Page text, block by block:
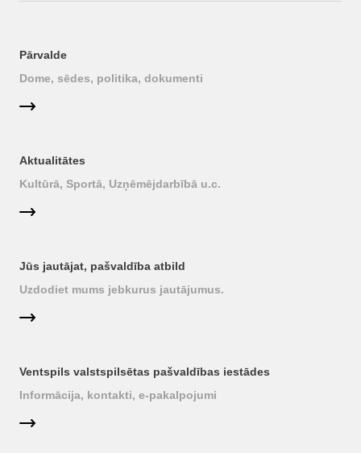
Pārvalde
Dome, sēdes, politika, dokumenti
Aktualitātes
Kultūrā, Sportā, Uzņēmējdarbībā u.c.
Jūs jautājat, pašvaldība atbild
Uzdodiet mums jebkurus jautājumus.
Ventspils valstspilsētas pašvaldības iestādes
Informācija, kontakti, e-pakalpojumi